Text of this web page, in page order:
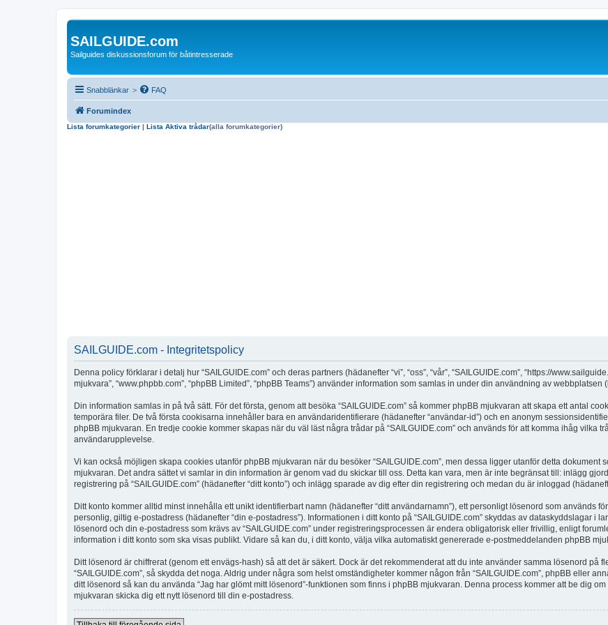
SAILGUIDE.com
Sailguides diskussionsforum för båtintresserade
Snabblänkar > FAQ
Forumindex
Lista forumkategorier | Lista Aktiva trådar(alla forumkategorier)
SAILGUIDE.com - Integritetspolicy
Denna policy förklarar i detalj hur “SAILGUIDE.com” och deras partners (hädanefter “vi”, “oss”, “vår”, “SAILGUIDE.com”, “https://
mjukvara”, “www.phpbb.com”, “phpBB Limited”, “phpBB Teams”) använder information som samlas in under din användning av webbplatsen
Din information samlas in på två sätt. För det första, genom att besöka “SAILGUIDE.com” så kommer phpBB mjukvaran att skapa ett antal
temporära filer. De två första cookisarna innehåller bara en användaridentifierare (hädanefter “användar-id”) och en anonym
phpBB mjukvaran. En tredje cookie kommer skapas när du väl läst några trådar på “SAILGUIDE.com” och används för att komma ihåg vilka
användarupplevelse.
Vi kan också möjligen skapa cookies utanför phpBB mjukvaran när du besöker “SAILGUIDE.com”, men dessa ligger utanför detta dokument
mjukvaran. Det andra sättet vi samlar in din information är genom vad du skickar till oss. Detta kan vara, men är inte begränsat till: inlägg
registrering på “SAILGUIDE.com” (hädanefter “ditt konto”) och inlägg sparade av dig efter din registrering och medan du är inloggad
Ditt konto kommer alltid minst innehålla ett unikt identifierbart namn (hädanefter “ditt användarnamn”), ett personligt lösenord som används
personlig, giltig e-postadress (hädanefter “din e-postadress”). Informationen i ditt konto på “SAILGUIDE.com” skyddas av dataskyddslagar i
lösenord och din e-postadress som krävs av “SAILGUIDE.com” under registreringsprocessen är endera obligatorisk eller frivillig, enligt
information i ditt konto som ska visas publikt. Vidare så kan du, i ditt konto, välja vilka automatiskt genererade e-postmeddelanden phpBB
Ditt lösenord är chiffrerat (genom ett envägs-hash) så att det är säkert. Dock är det rekommenderat att du inte använder samma lösenord på
“SAILGUIDE.com”, så skydda det noga. Aldrig under några som helst omständigheter kommer någon från “SAILGUIDE.com”, phpBB eller
ditt lösenord så kan du använda “Jag har glömt mitt lösenord”-funktionen som finns i phpBB mjukvaran. Denna process kommer att be dig
mjukvaran skicka dig ett nytt lösenord till din e-postadress.